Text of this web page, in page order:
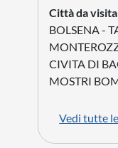
Città da
BOLSENA -
CIVITA DI
MOSTRI
Vedi tutte